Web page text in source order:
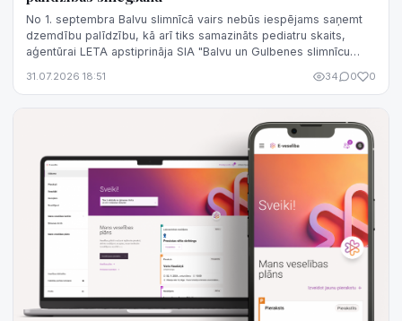
No 1. septembra Balvu slimnīcā vairs nebūs iespējams saņemt
dzemdību palīdzību, kā arī tiks samazināts pediatru skaits,
aģentūrai LETA apstiprināja SIA "Balvu un Gulbenes slimnīcu
31.07.2026 18:51 34 0 0